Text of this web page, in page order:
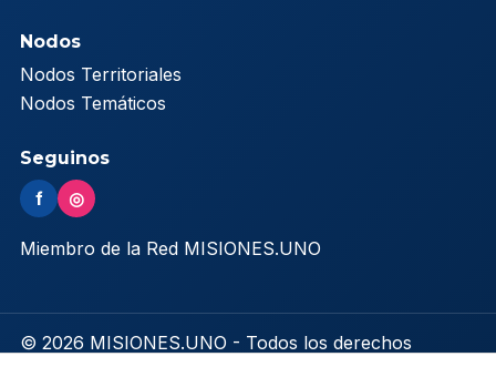
Nodos
Nodos Territoriales
Nodos Temáticos
Seguinos
f ◎
Miembro de la Red MISIONES.UNO
© 2026 MISIONES.UNO - Todos los derechos